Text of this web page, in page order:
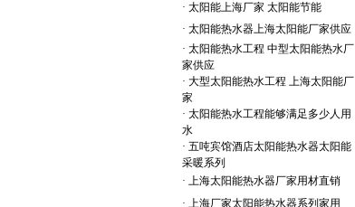
· 太阳能上海厂家 太阳能节能
· 太阳能热水器上海太阳能厂家供应
· 太阳能热水工程 中型太阳能热水厂
家供应
· 大型太阳能热水工程 上海太阳能厂
家
· 太阳能热水工程能够满足多少人用
水
· 五吨宾馆酒店太阳能热水器太阳能
采暖系列
· 上海太阳能热水器厂家用材直销
· 上海厂家太阳能热水器系列家用